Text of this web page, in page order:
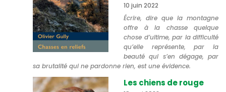
10 juin 2022
Écrire, dire que la montagne
offre à la chasse quelque
chose d’ultime, par la difficulté
qu’elle représente, par la
beauté qui s’en dégage, par
sa brutalité qui ne pardonne rien, est une évidence.
Les chiens de rouge